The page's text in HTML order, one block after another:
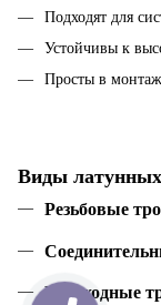
Подходят для
Устойчивы к
Просты в
Виды
Резьбовые
Переходные